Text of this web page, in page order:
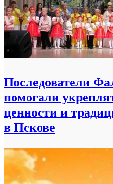
Последователи
помогали
ценности и
в Пскове